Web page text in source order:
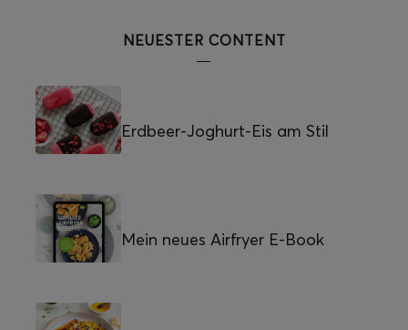
NEUESTER CONTENT
Erdbeer-Joghurt-Eis am Stil
Mein neues Airfryer E-Book